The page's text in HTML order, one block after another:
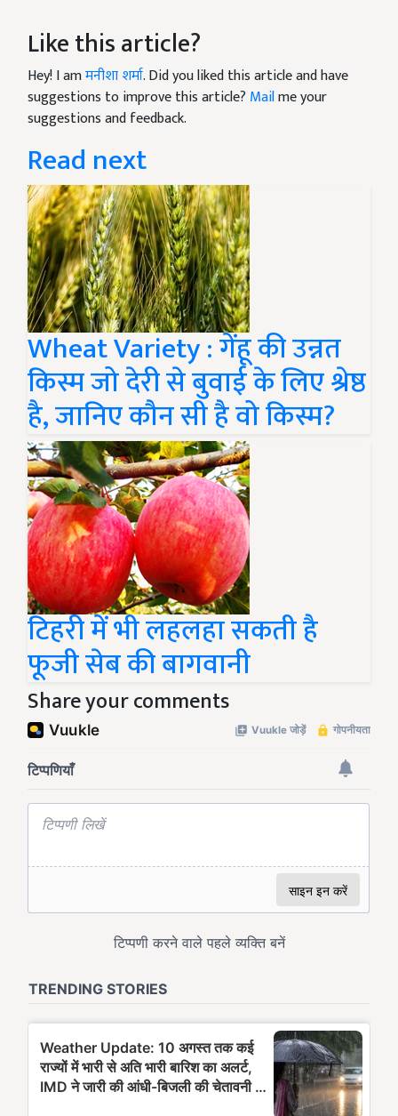
Like this article?
Hey! I amमनीशा शर्मा. Did you liked this article and have
suggestions to improve this article? Mailme your
suggestions and feedback.
Read next
Wheat Variety : गेंहू की उन्नत
किस्म जो देरी से बुवाई के लिए श्रेष्ठ
है, जानिए कौन सी है वो किस्म?
टिहरी में भी लहलहा सकती है
फूजी सेब की बागवानी
Share your comments